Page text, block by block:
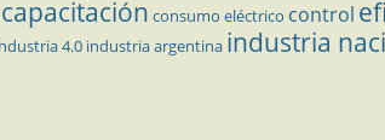
capacitación consumo eléctrico control
4.0 industria argentina industria